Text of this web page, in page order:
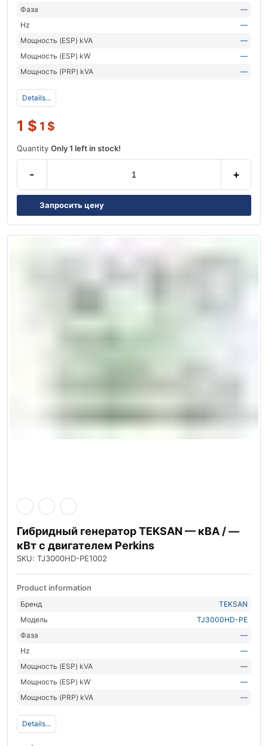
Фаза
—
Hz
—
Мощность (ESP) kVA
—
Мощность (ESP) kW
—
Мощность (PRP) kVA
—
Details...
1 $ 1 $
Quantity Only 1 left in stock!
- +
Запросить цену
Гибридный генератор TEKSAN — кВА / —
кВт с двигателем Perkins
SKU: TJ3000HD-PE1002
Product information
Бренд
TEKSAN
Модель
TJ3000HD-PE
Фаза
—
Hz
—
Мощность (ESP) kVA
—
Мощность (ESP) kW
—
Мощность (PRP) kVA
—
Details...